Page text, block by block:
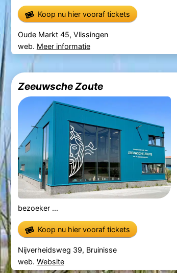
Koop nu hier vooraf tickets
Oude Markt 45, Vlissingen
web. Meer informatie
Zeeuwsche Zoute
bezoeker ...
Koop nu hier vooraf tickets
Nijverheidsweg 39, Bruinisse
web. Website